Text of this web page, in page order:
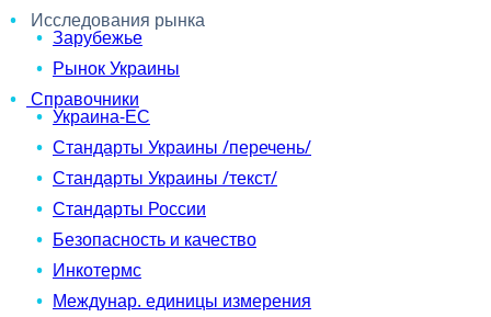
Исследования рынка
Зарубежье
Рынок Украины
Справочники
Украина-ЕС
Стандарты Украины /перечень/
Стандарты Украины /текст/
Стандарты России
Безопасность и качество
Инкотермс
Междунар. единицы измерения